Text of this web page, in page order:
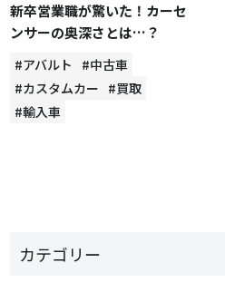
カテゴリー
新卒営業職が驚いた！カーセ
ンサーの奥深さとは…？
#アバルト
#中古車
#カスタムカー #買取
#輸入車